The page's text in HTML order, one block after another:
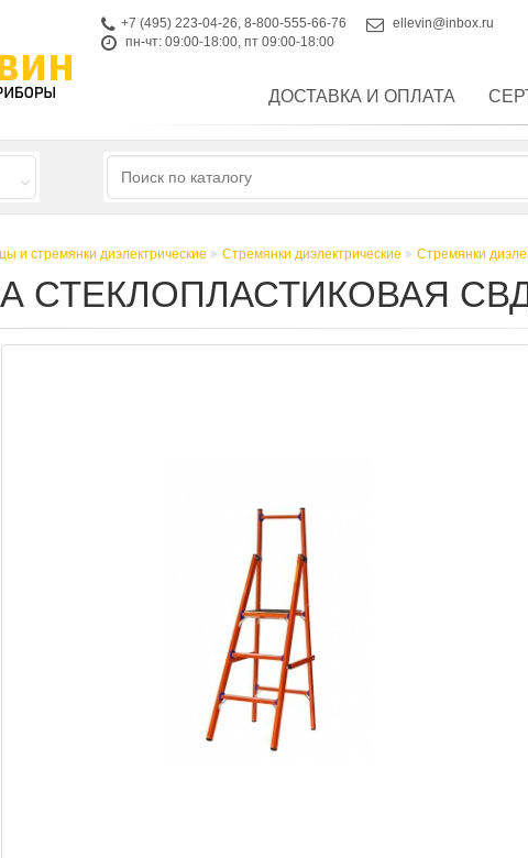
+7 (495) 223-04-26, 8-800-555-66-76
ellevin@inbox.ru
пн-чт: 09:00-18:00, пт 09:00-18:00
ДОСТАВКА И ОПЛАТА
и стремянки диэлектрические Стремянки диэлектрические Стремянки
СТЕКЛОПЛАСТИКОВАЯ